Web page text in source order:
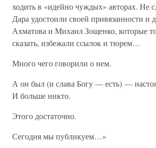
ходить в «идейно чуждых» авторах. Не
Дара удостоили своей привязанности
Ахматова и Михаил Зощенко, которые
сказать, избежали ссылок и тюрем…
Много чего говорили о нем.
А он был (и слава Богу — есть) —
И больше никто.
Этого достаточно.
Сегодня мы публикуем…»